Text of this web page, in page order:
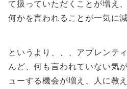
て扱っていただくことが増え
何かを言われることが一気に減
というより、、、アプレンテ
んど、何も言われていない気
ューする機会が増え、人に教